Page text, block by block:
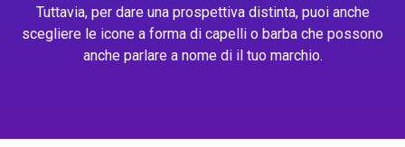
Tuttavia, per dare una prospettiva distinta, puoi anche
scegliere le icone a forma di capelli o barba che possono
anche parlare a nome di il tuo marchio.